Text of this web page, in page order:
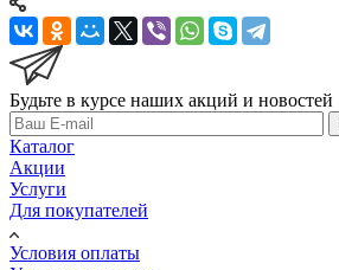
Будьте в курсе наших акций и новостей
Каталог
Акции
Услуги
Для покупателей
Условия оплаты